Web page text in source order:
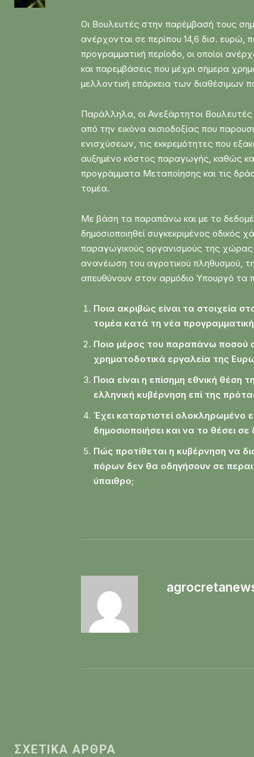
Οι Βουλευτές στην παρέμβασή τους
ανέρχονται σε περίπου 14,6 δισ.
προγραμματική περίοδο, οι οποίοι
και παρεμβάσεις που μέχρι σήμερα
μελλοντική επάρκεια των διαθέσιμων
Παράλληλα, οι Ανεξάρτητοι
από την εικόνα αισιοδοξίας που
ενισχύσεων, τις εκκρεμότητες που
αυξημένο κόστος παραγωγής, καθώς
προγράμματα Μεταποίησης και τις
τομέα.
Με βάση τα παραπάνω και με το
δημοσιοποιηθεί συγκεκριμένος οδικός
παραγωγικούς οργανισμούς της χώρας
ανανέωση του αγροτικού πληθυσμού,
απευθύνουν στον αρμόδιο Υπουργό
Ποια ακριβώς είναι τα στοιχεία
τομέα κατά τη νέα
Ποιο μέρος του παραπάνω ποσού
χρηματοδοτικά εργαλεία της
Ποια είναι η επίσημη εθνική θέση
ελληνική κυβέρνηση επί της
Έχει καταρτιστεί ολοκληρωμένο
δημοσιοποιήσει και να το θέσει
Πώς προτίθεται η κυβέρνηση να
πόρων δεν θα οδηγήσουν σε
ύπαιθρο;
ΣΧΕΤΙΚΆ ΆΡΘΡΑ